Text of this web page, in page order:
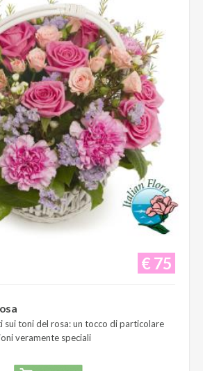
€ 75
sui toni del rosa: un tocco di particolare
veramente speciali